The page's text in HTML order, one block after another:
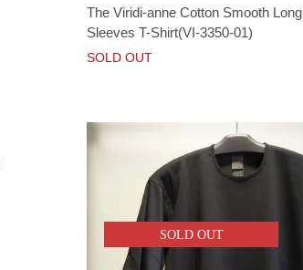
The Viridi-anne Cotton Smooth Long
Sleeves T-Shirt(VI-3350-01)
SOLD OUT
SOLD OUT